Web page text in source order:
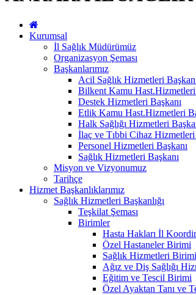
Kurumsal
İl Sağlık Müdürümüz
Organizasyon Şeması
Başkanlarımız
Acil Sağlık Hizmetleri
Bilkent Kamu Hast.Hizmetleri
Destek Hizmetleri Başkanı
Etlik Kamu Hast.Hizmetleri
Halk Sağlığı Hizmetleri
İlaç ve Tıbbi Cihaz Hizmetleri
Personel Hizmetleri Başkanı
Sağlık Hizmetleri Başkanı
Misyon ve Vizyonumuz
Tarihçe
Hizmet Başkanlıklarımız
Sağlık Hizmetleri Başkanlığı
Teşkilat Şeması
Birimler
Hasta Hakları İl
Özel Hastaneler Birimi
Sağlık Hizmetleri Birimi
Ağız ve Diş Sağlığı
Eğitim ve Tescil Birimi
Özel Ayaktan Tanı ve